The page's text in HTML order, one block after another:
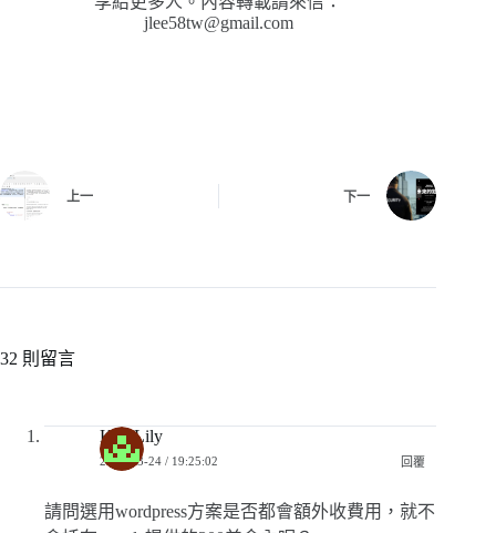
jlee58tw@gmail.com
上一 下一
32 則留言
Kao Lily
2019-03-24 / 19:25:02 回覆
請問選用wordpress方案是否都會額外收費用，就不